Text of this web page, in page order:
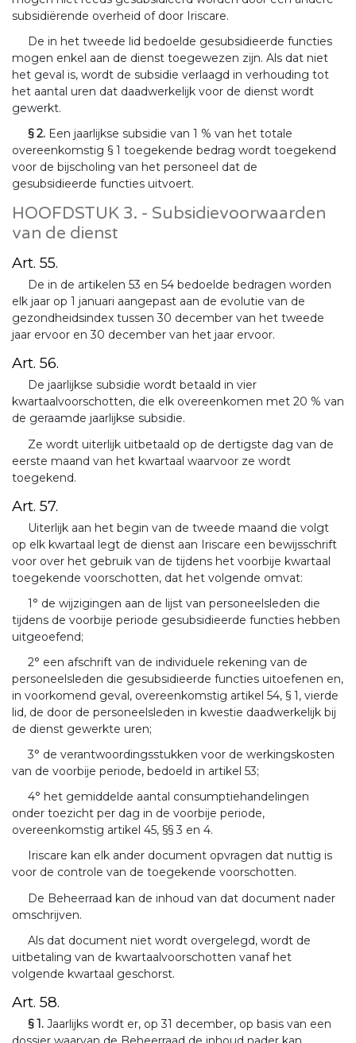
subsidiërende overheid of door Iriscare.
De in het tweede lid bedoelde gesubsidieerde functies
mogen enkel aan de dienst toegewezen zijn. Als dat niet
het geval is, wordt de subsidie verlaagd in verhouding tot
het aantal uren dat daadwerkelijk voor de dienst wordt
gewerkt.
§ 2. Een jaarlijkse subsidie van 1 % van het totale
overeenkomstig § 1 toegekende bedrag wordt toegekend
voor de bijscholing van het personeel dat de
gesubsidieerde functies uitvoert.
HOOFDSTUK 3. - Subsidievoorwaarden
van de dienst
Art. 55.
De in de artikelen 53 en 54 bedoelde bedragen worden
elk jaar op 1 januari aangepast aan de evolutie van de
gezondheidsindex tussen 30 december van het tweede
jaar ervoor en 30 december van het jaar ervoor.
Art. 56.
De jaarlijkse subsidie wordt betaald in vier
kwartaalvoorschotten, die elk overeenkomen met 20 % van
de geraamde jaarlijkse subsidie.
Ze wordt uiterlijk uitbetaald op de dertigste dag van de
eerste maand van het kwartaal waarvoor ze wordt
toegekend.
Art. 57.
Uiterlijk aan het begin van de tweede maand die volgt
op elk kwartaal legt de dienst aan Iriscare een bewijsschrift
voor over het gebruik van de tijdens het voorbije kwartaal
toegekende voorschotten, dat het volgende omvat:
1° de wijzigingen aan de lijst van personeelsleden die
tijdens de voorbije periode gesubsidieerde functies hebben
uitgeoefend;
2° een afschrift van de individuele rekening van de
personeelsleden die gesubsidieerde functies uitoefenen en,
in voorkomend geval, overeenkomstig artikel 54, § 1, vierde
lid, de door de personeelsleden in kwestie daadwerkelijk bij
de dienst gewerkte uren;
3° de verantwoordingsstukken voor de werkingskosten
van de voorbije periode, bedoeld in artikel 53;
4° het gemiddelde aantal consumptiehandelingen
onder toezicht per dag in de voorbije periode,
overeenkomstig artikel 45, §§ 3 en 4.
Iriscare kan elk ander document opvragen dat nuttig is
voor de controle van de toegekende voorschotten.
De Beheerraad kan de inhoud van dat document nader
omschrijven.
Als dat document niet wordt overgelegd, wordt de
uitbetaling van de kwartaalvoorschotten vanaf het
volgende kwartaal geschorst.
Art. 58.
§ 1. Jaarlijks wordt er, op 31 december, op basis van een